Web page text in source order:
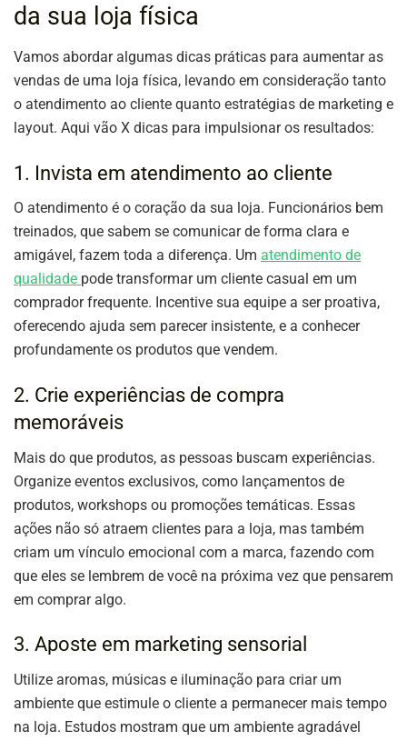
da sua loja física
Vamos abordar algumas dicas práticas para aumentar as
vendas de uma loja física, levando em consideração tanto
o atendimento ao cliente quanto estratégias de marketing e
layout. Aqui vão X dicas para impulsionar os resultados:
1. Invista em atendimento ao cliente
O atendimento é o coração da sua loja. Funcionários bem
treinados, que sabem se comunicar de forma clara e
amigável, fazem toda a diferença. Um atendimento de
qualidade pode transformar um cliente casual em um
comprador frequente. Incentive sua equipe a ser proativa,
oferecendo ajuda sem parecer insistente, e a conhecer
profundamente os produtos que vendem.
2. Crie experiências de compra
memoráveis
Mais do que produtos, as pessoas buscam experiências.
Organize eventos exclusivos, como lançamentos de
produtos, workshops ou promoções temáticas. Essas
ações não só atraem clientes para a loja, mas também
criam um vínculo emocional com a marca, fazendo com
que eles se lembrem de você na próxima vez que pensarem
em comprar algo.
3. Aposte em marketing sensorial
Utilize aromas, músicas e iluminação para criar um
ambiente que estimule o cliente a permanecer mais tempo
na loja. Estudos mostram que um ambiente agradável